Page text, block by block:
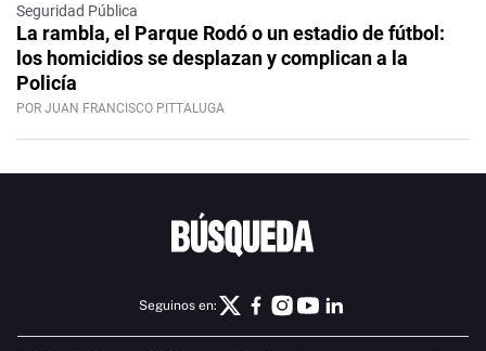
Seguridad Pública
La rambla, el Parque Rodó o un estadio de fútbol:
los homicidios se desplazan y complican a la
Policía
POR JUAN FRANCISCO PITTALUGA
Seguinos en: